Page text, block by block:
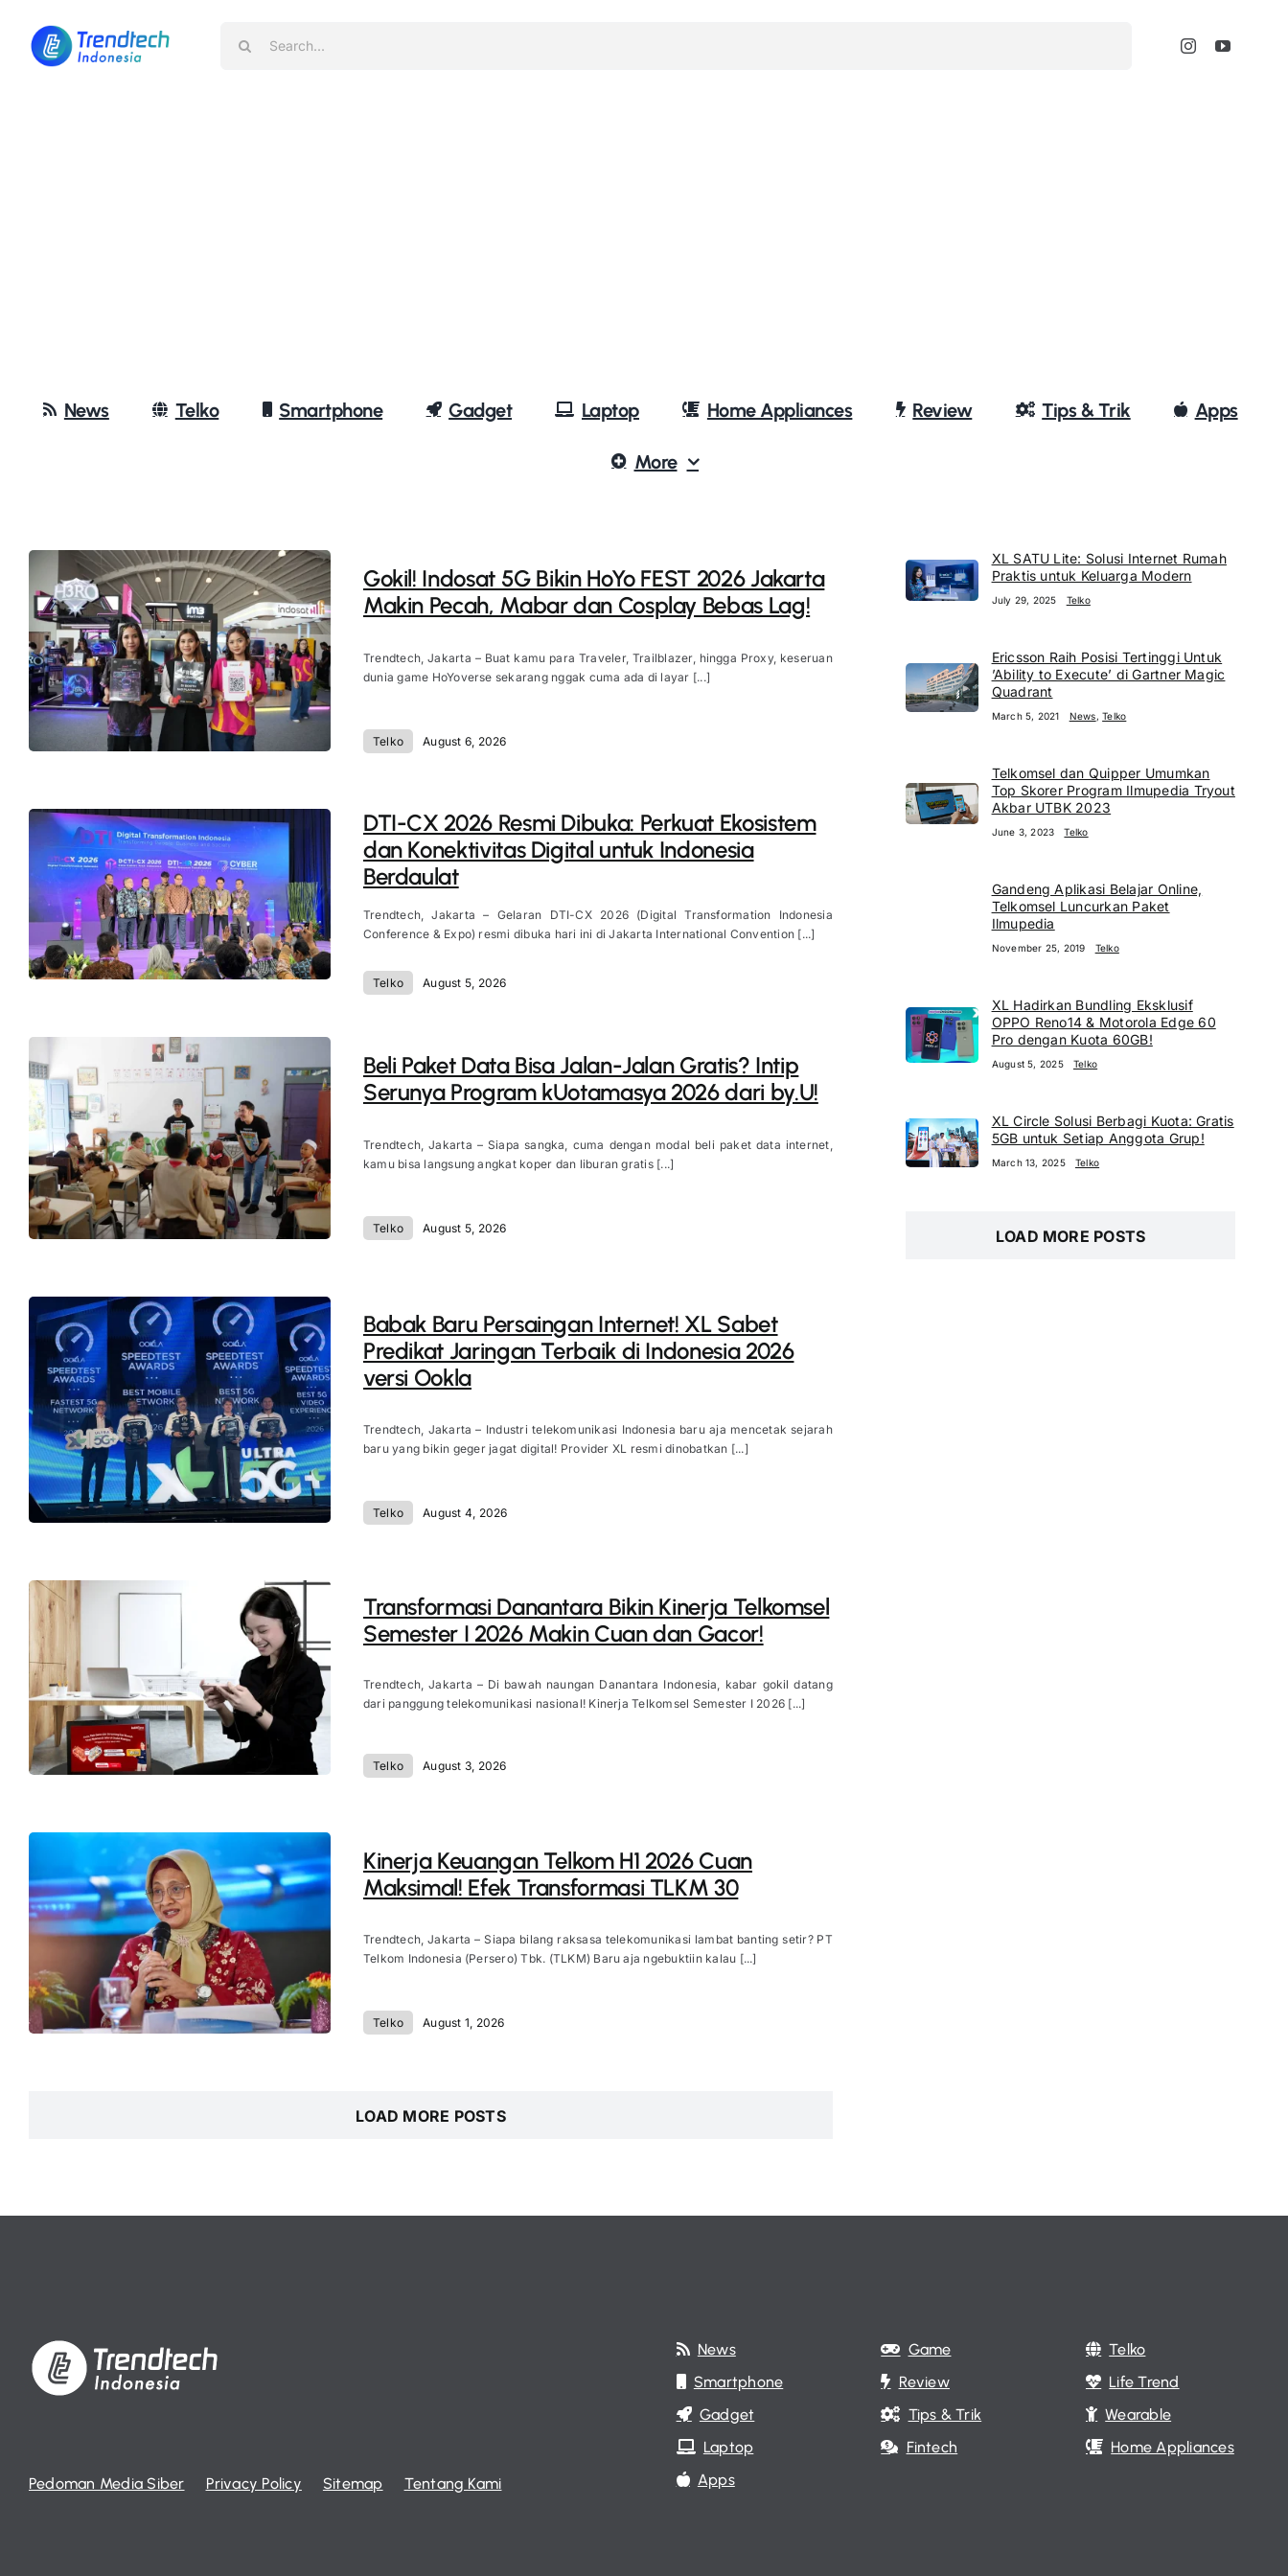
content
News Telko Smartphone Gadget Laptop Home Appliances Review Tips & Trik Apps
More
Gokil! Indosat 5G Bikin HoYo FEST 2026 Jakarta
Makin Pecah, Mabar dan Cosplay Bebas Lag!
Trendtech, Jakarta – Buat kamu para Traveler, Trailblazer, hingga Proxy, keseruan
dunia game HoYoverse sekarang nggak cuma ada di layar [...]
Telko August 6, 2026
DTI-CX 2026 Resmi Dibuka: Perkuat Ekosistem
dan Konektivitas Digital untuk Indonesia
Berdaulat
Trendtech, Jakarta – Gelaran DTI-CX 2026 (Digital Transformation Indonesia
Conference & Expo) resmi dibuka hari ini di Jakarta International Convention [...]
Telko August 5, 2026
Beli Paket Data Bisa Jalan-Jalan Gratis? Intip
Serunya Program kUotamasya 2026 dari by.U!
Trendtech, Jakarta – Siapa sangka, cuma dengan modal beli paket data internet,
kamu bisa langsung angkat koper dan liburan gratis [...]
Telko August 5, 2026
Babak Baru Persaingan Internet! XL Sabet
Predikat Jaringan Terbaik di Indonesia 2026
versi Ookla
Trendtech, Jakarta – Industri telekomunikasi Indonesia baru aja mencetak sejarah
baru yang bikin geger jagat digital! Provider XL resmi dinobatkan [...]
Telko August 4, 2026
Transformasi Danantara Bikin Kinerja Telkomsel
Semester I 2026 Makin Cuan dan Gacor!
Trendtech, Jakarta – Di bawah naungan Danantara Indonesia, kabar gokil datang
dari panggung telekomunikasi nasional! Kinerja Telkomsel Semester I 2026 [...]
Telko August 3, 2026
Kinerja Keuangan Telkom H1 2026 Cuan
Maksimal! Efek Transformasi TLKM 30
Trendtech, Jakarta – Siapa bilang raksasa telekomunikasi lambat banting setir? PT
Telkom Indonesia (Persero) Tbk. (TLKM) Baru aja ngebuktiin kalau [...]
Telko August 1, 2026
LOAD MORE POSTS
XL SATU Lite: Solusi Internet Rumah
Praktis untuk Keluarga Modern
July 29, 2025 Telko
Ericsson Raih Posisi Tertinggi Untuk
’Ability to Execute’ di Gartner Magic
Quadrant
March 5, 2021 News,Telko
Telkomsel dan Quipper Umumkan
Top Skorer Program Ilmupedia Tryout
Akbar UTBK 2023
June 3, 2023 Telko
Gandeng Aplikasi Belajar Online,
Telkomsel Luncurkan Paket
Ilmupedia
November 25, 2019 Telko
XL Hadirkan Bundling Eksklusif
OPPO Reno14 & Motorola Edge 60
Pro dengan Kuota 60GB!
August 5, 2025 Telko
XL Circle Solusi Berbagi Kuota: Gratis
5GB untuk Setiap Anggota Grup!
March 13, 2025 Telko
LOAD MORE POSTS
Pedoman Media Siber Privacy Policy Sitemap Tentang Kami
News
Smartphone
Gadget
Laptop
Apps
Game
Review
Tips & Trik
Fintech
Telko
Life Trend
Wearable
Home Appliances